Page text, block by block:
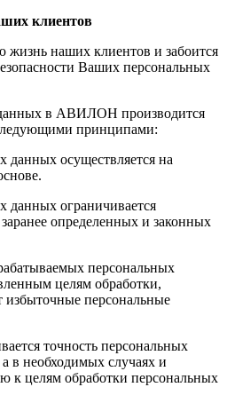
клиентов
наших клиентов и забоится
Ваших персональных
в АВИЛОН производится
принципами:
данных осуществляется на
данных ограничивается
определенных и законных
персональных
целям обработки,
персональные
точность персональных
в необходимых случаях и
к целям обработки персональных